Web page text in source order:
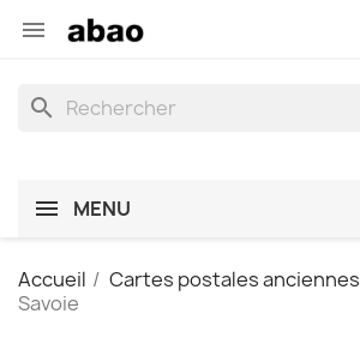

search
MENU
Accueil Cartes postales anciennes
Savoie